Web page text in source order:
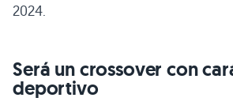
2024.
Será un crossover con
deportivo